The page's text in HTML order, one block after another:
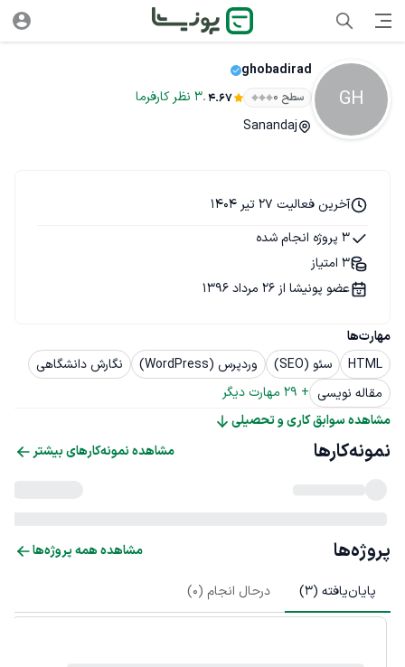
GH
ghobadirad
سطح ۰ 4.67
.
3 نظر کارفرما
Sanandaj
مهارت‌ها
HTML
سئو (SEO) وردپرس (WordPress)
نگارش دانشگاهی
مقاله نویسی +
29 مهارت دیگر
مشاهده سوابق کاری و تحصیلی
آخرین فعالیت 27 تیر 1404
3 پروژه انجام شده
3 امتیاز
عضو پونیشا از 26 مرداد 1396
نمونه‌کارها مشاهده نمونه‌کارهای بیشتر
پروژه‌ها مشاهده همه پروژه‌ها
پایان‌یافته (3
) درحال انجام (0
)